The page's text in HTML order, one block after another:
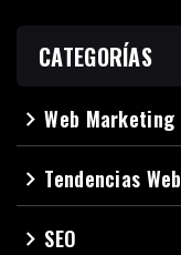
CATEGORÍAS
navigate_nextWeb Marketing
navigate_next Tendencias Web
navigate_next SEO